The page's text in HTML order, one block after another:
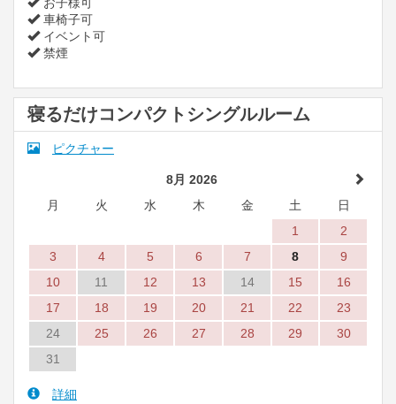
お子様可
車椅子可
イベント可
禁煙
寝るだけコンパクトシングルルーム
ピクチャー
8月 2026
月
火 水 木 金 土
日
1
2
3
4 5 6 7 8
9
10
11 12 13 14 15
16
17
18 19 20 21 22
23
24
25 26 27 28 29
30
31
詳細